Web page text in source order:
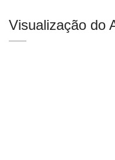
Visualização do